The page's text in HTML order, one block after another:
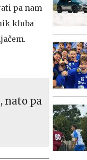
pa nam
kluba
nato pa